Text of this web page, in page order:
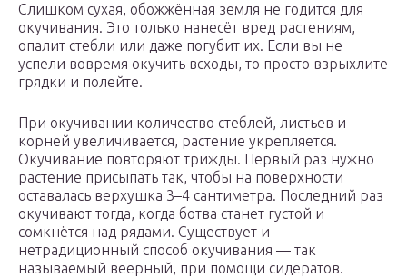
Слишком сухая, обожжённая земля не годится для
окучивания. Это только нанесёт вред растениям,
опалит стебли или даже погубит их. Если вы не
успели вовремя окучить всходы, то просто взрыхлите
грядки и полейте.
При окучивании количество стеблей, листьев и
корней увеличивается, растение укрепляется.
Окучивание повторяют трижды. Первый раз нужно
растение присыпать так, чтобы на поверхности
оставалась верхушка 3–4 сантиметра. Последний раз
окучивают тогда, когда ботва станет густой и
сомкнётся над рядами. Существует и
нетрадиционный способ окучивания — так
называемый веерный, при помощи сидератов.